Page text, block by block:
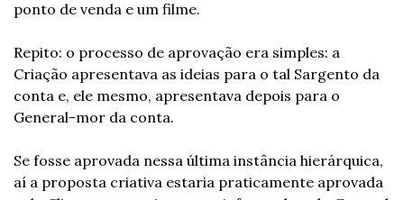
ponto de venda e um filme.
Repito: o processo de aprovação era simples: a
Criação apresentava as ideias para o tal Sargento da
conta e, ele mesmo, apresentava depois para o
General-mor da conta.
Se fosse aprovada nessa última instância hierárquica,
aí a proposta criativa estaria praticamente aprovada